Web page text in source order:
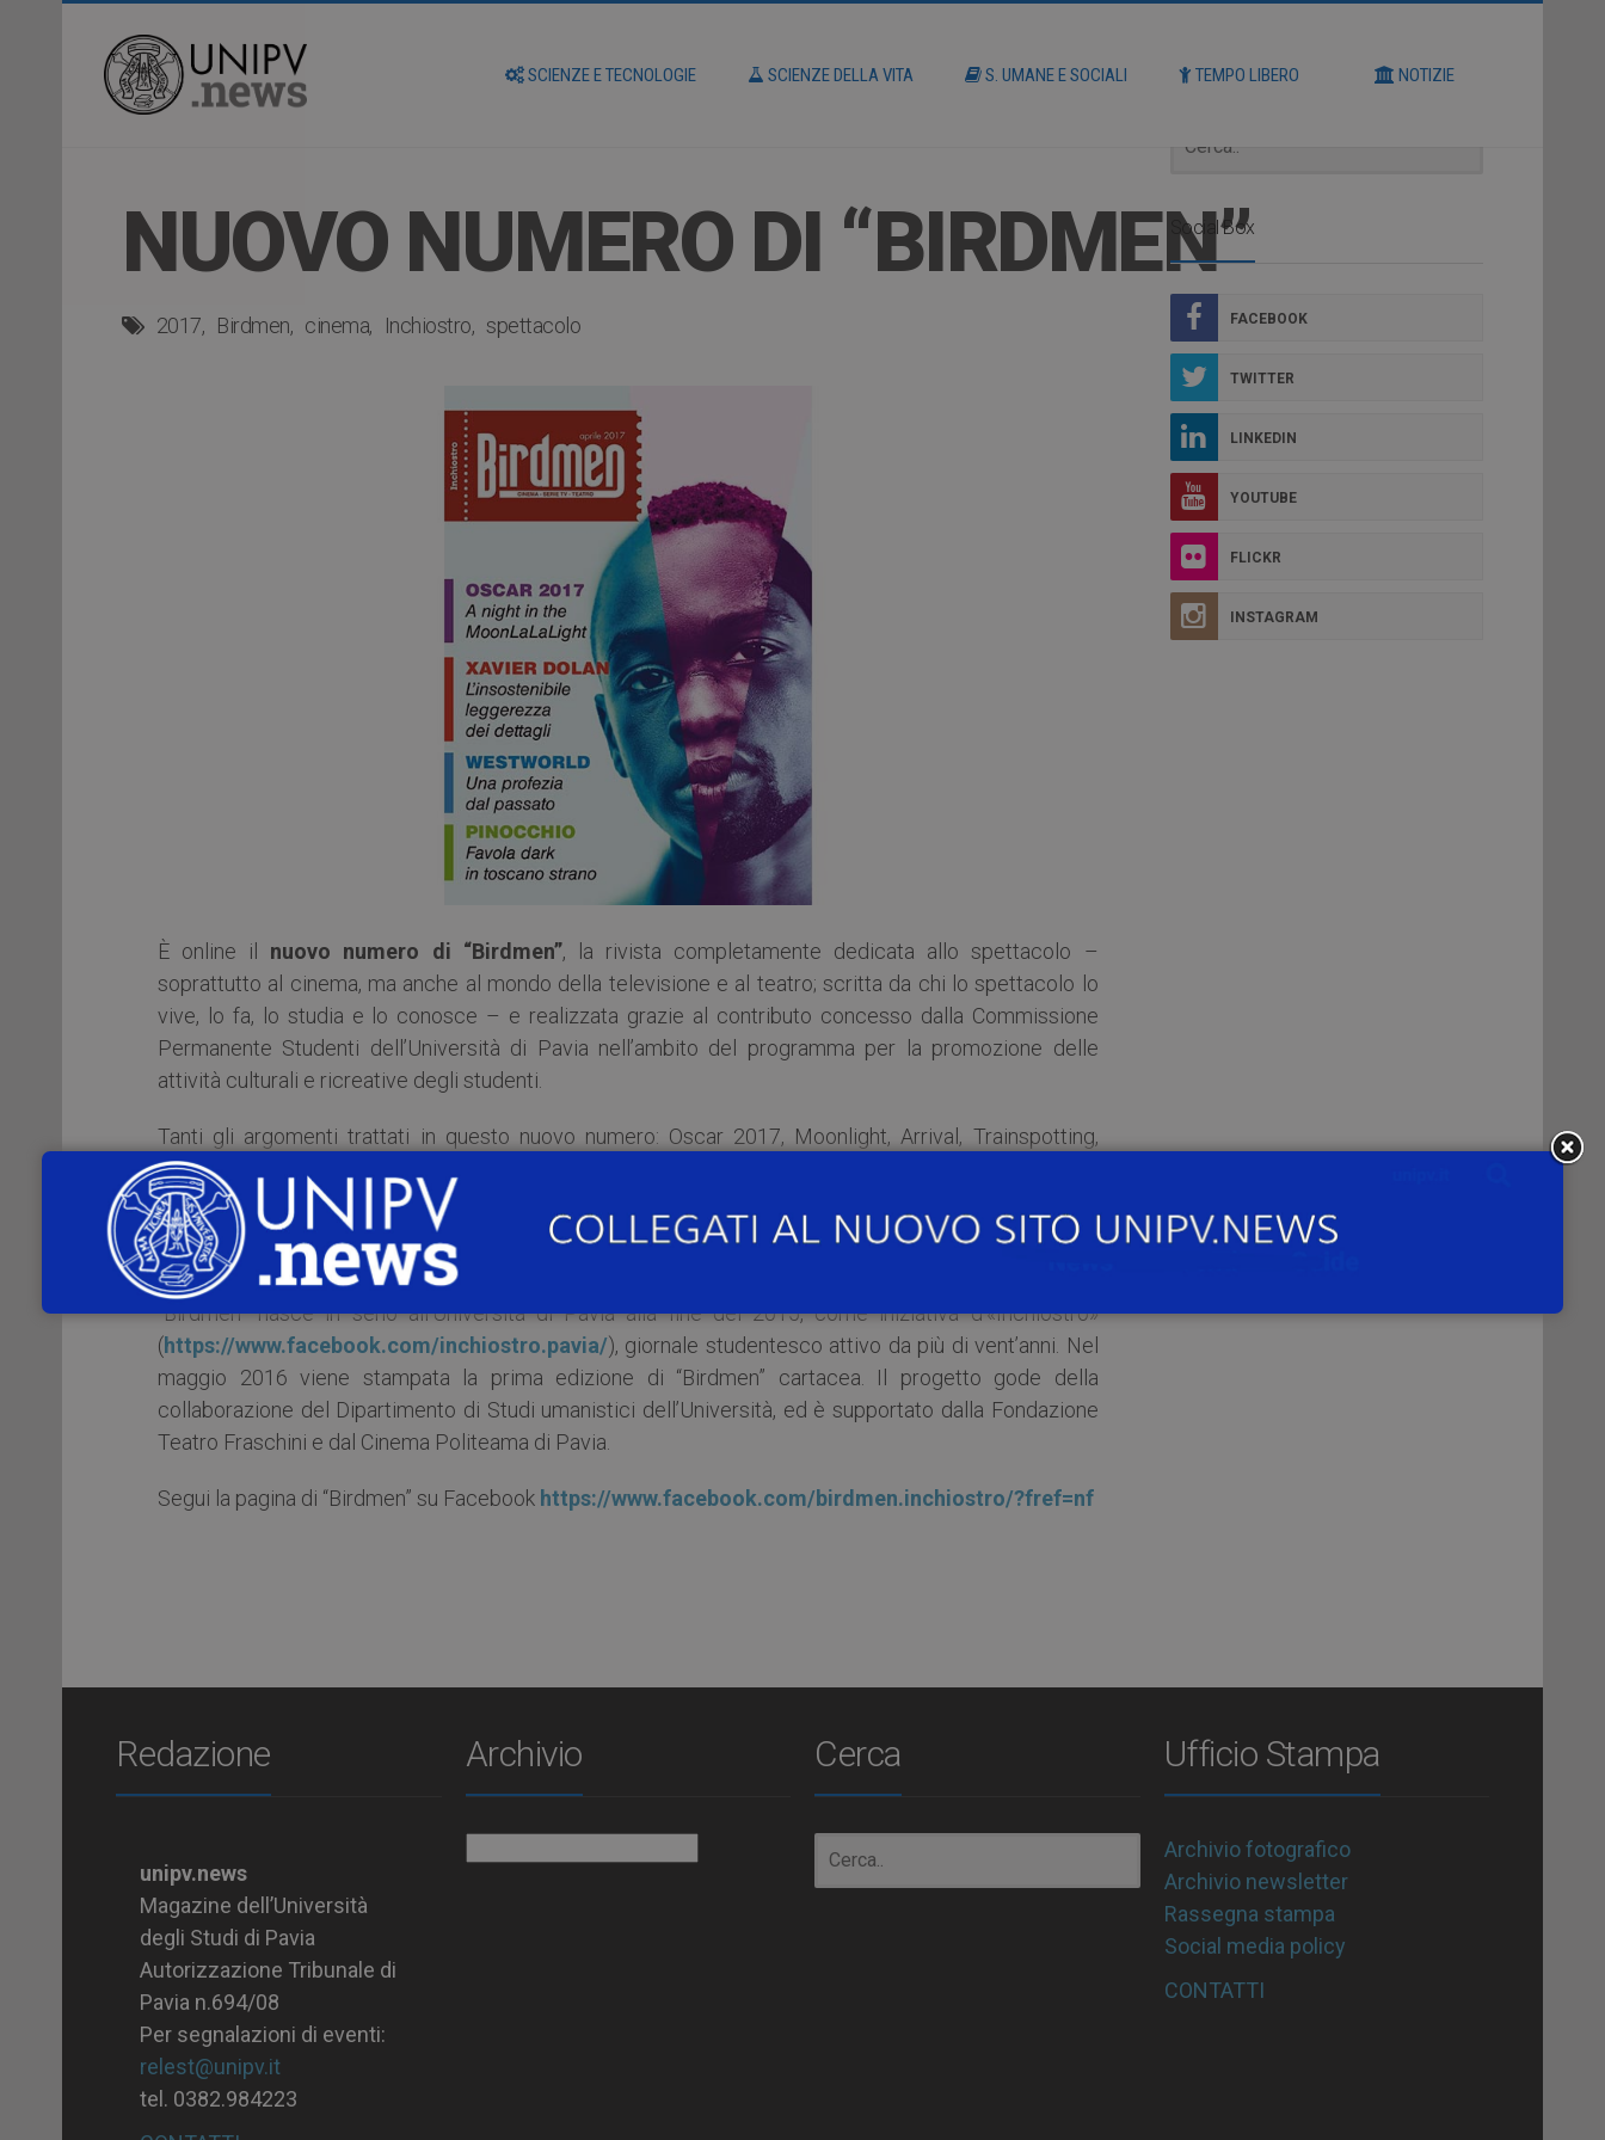
SCIENZE E TECNOLOGIE SCIENZE DELLA VITA S. UMANE E SOCIALI TEMPO LIBERO NOTIZIE
NUOVO NUMERO DI “BIRDMEN”
2017 Birdmen cinema Inchiostro spettacolo
È online il nuovo numero di “Birdmen”, la rivista completamente dedicata allo spettacolo –
soprattutto al cinema, ma anche al mondo della televisione e al teatro; scritta da chi lo spettacolo lo
vive, lo fa, lo studia e lo conosce – e realizzata grazie al contributo concesso dalla Commissione
Permanente Studenti dell’Università di Pavia nell’ambito del programma per la promozione delle
attività culturali e ricreative degli studenti.
Tanti gli argomenti trattati in questo nuovo numero: Oscar 2017, Moonlight, Arrival, Trainspotting,
Xavier Dolan, Twin Peaks, Westworld, i Premi Ubu, Geppetto e Geppetto di Tindaro Granata, il
“Pinocchio” di Antonio Latella, “Bestie di scena” di Emma Dante e non solo.
Leggi la versione digitale, scaricabile gratuitamente:
“Birdmen” nasce in seno all’Università di Pavia alla fine del 2015, come iniziativa d’«Inchiostro»
(https://www.facebook.com/inchiostro.pavia/), giornale studentesco attivo da più di vent’anni. Nel
maggio 2016 viene stampata la prima edizione di “Birdmen” cartacea. Il progetto gode della
collaborazione del Dipartimento di Studi umanistici dell’Università, ed è supportato dalla Fondazione
Teatro Fraschini e dal Cinema Politeama di Pavia.
Segui la pagina di “Birdmen” su Facebook https://www.facebook.com/birdmen.inchiostro/?fref=nf
Social Box
FACEBOOK
TWITTER
LINKEDIN
YOUTUBE
FLICKR
INSTAGRAM
Redazione
unipv.news
Magazine dell’Università
degli Studi di Pavia
Autorizzazione Tribunale di
Pavia n.694/08
Per segnalazioni di eventi:
relest@unipv.it
tel. 0382.984223
Archivio Cerca Ufficio Stampa
Archivio fotografico
Archivio newsletter
Rassegna stampa
Social media policy
CONTATTI